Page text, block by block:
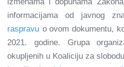
informacijama od javnog
raspravu o ovom dokumentu,
2021. godine. Grupa
okupljenih u Koaliciju za